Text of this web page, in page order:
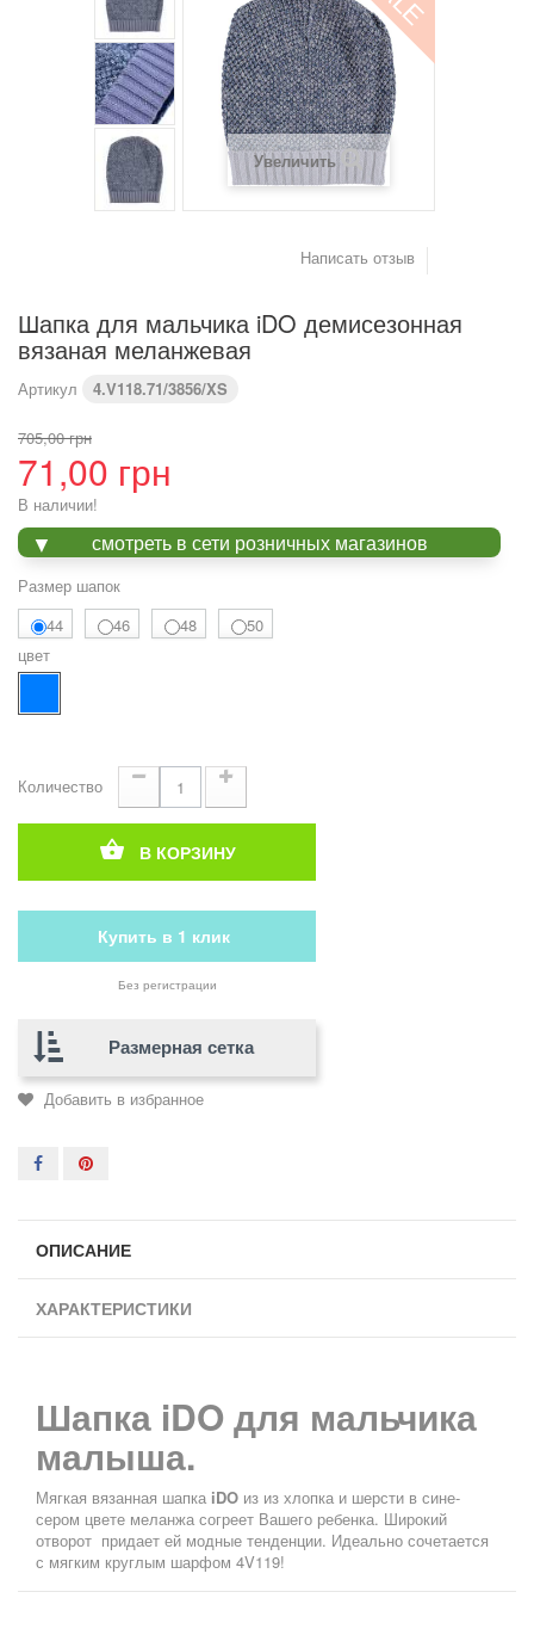
Увеличить
Написать отзыв
Шапка для мальчика iDO демисезонная
вязаная меланжевая
Артикул 4.V118.71/3856/XS
705,00 грн
71,00 грн
В наличии!
смотреть в сети розничных магазинов
Размер шапок
44
46 48
50
цвет
Количество
В КОРЗИНУ
Купить в 1 клик
Без регистрации
(см)
Вес (кг) 6 8 9,2 10,2
Предупреждение : размеры тела, а не одежды
Размерная сетка
Добавить в избранное
ОПИСАНИЕ
ХАРАКТЕРИСТИКИ
Шапка iDO для мальчика
малыша.
Мягкая вязанная шапка iDO из из хлопка и шерсти в сине-
сером цвете меланжа согреет Вашего ребенка. Широкий
отворот придает ей модные тенденции. Идеально сочетается
с мягким круглым шарфом 4V119!